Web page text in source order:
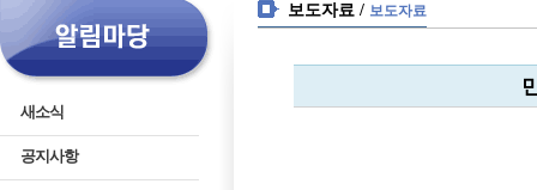
새소식
공지사항
보도자료 / 보도자료